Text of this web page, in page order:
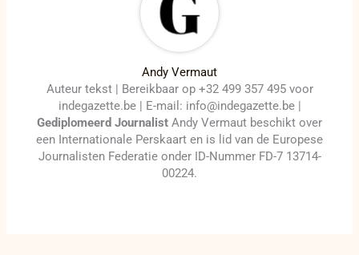
Andy Vermaut
Auteur tekst | Bereikbaar op +32 499 357 495 voor
indegazette.be | E-mail: info@indegazette.be |
Gediplomeerd Journalist Andy Vermaut beschikt over
een Internationale Perskaart en is lid van de Europese
Journalisten Federatie onder ID-Nummer FD-7 13714-
00224.